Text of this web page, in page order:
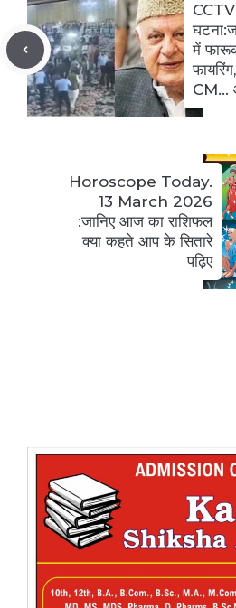
में
CM…
Horoscope Today.
13 March 2026
:जानिए आज का राशिफल
क्या कहते आप के सितारे
पढ़िए